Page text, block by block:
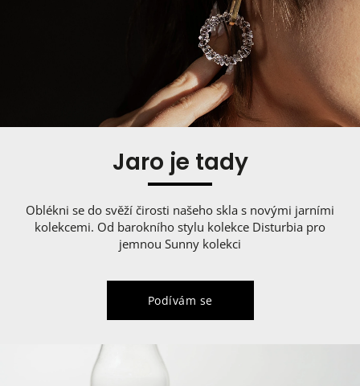
Jaro je tady
Oblékni se do svěží čirosti našeho skla s novými jarními
kolekcemi. Od barokního stylu kolekce Disturbia pro
jemnou Sunny kolekci
Podívám se